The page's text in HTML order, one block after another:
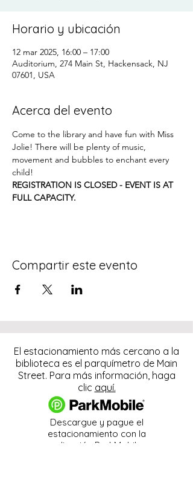
Horario y ubicación
12 mar 2025, 16:00 – 17:00
Auditorium, 274 Main St, Hackensack, NJ
07601, USA
Acerca del evento
Come to the library and have fun with Miss
Jolie! There will be plenty of music,
movement and bubbles to enchant every
child!
REGISTRATION IS CLOSED - EVENT IS AT
FULL CAPACITY.
Compartir este evento
El estacionamiento más cercano a la
biblioteca es el parquímetro de Main
Street. Para más información, haga
clic aquí.
Descargue y pague el
estacionamiento con la
aplicación ParkMobile.